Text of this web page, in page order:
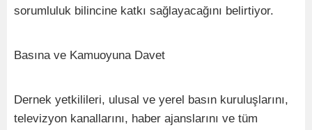
sorumluluk bilincine katkı sağlayacağını belirtiyor.
Basına ve Kamuoyuna Davet
Dernek yetkilileri, ulusal ve yerel basın kuruluşlarını,
televizyon kanallarını, haber ajanslarını ve tüm